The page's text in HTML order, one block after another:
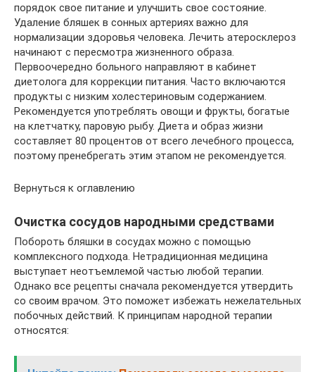
порядок свое питание и улучшить свое состояние.
Удаление бляшек в сонных артериях важно для
нормализации здоровья человека. Лечить атеросклероз
начинают с пересмотра жизненного образа.
Первоочередно больного направляют в кабинет
диетолога для коррекции питания. Часто включаются
продукты с низким холестериновым содержанием.
Рекомендуется употреблять овощи и фрукты, богатые
на клетчатку, паровую рыбу. Диета и образ жизни
составляет 80 процентов от всего лечебного процесса,
поэтому пренебрегать этим этапом не рекомендуется.
Вернуться к оглавлению
Очистка сосудов народными средствами
Побороть бляшки в сосудах можно с помощью
комплексного подхода. Нетрадиционная медицина
выступает неотъемлемой частью любой терапии.
Однако все рецепты сначала рекомендуется утвердить
со своим врачом. Это поможет избежать нежелательных
побочных действий. К принципам народной терапии
относятся: